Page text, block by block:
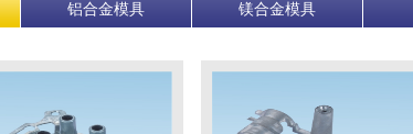
铝合金模具 镁合金模具